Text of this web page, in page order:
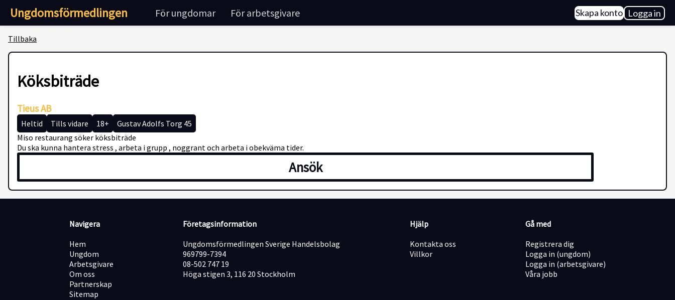
Ungdomsförmedlingen För ungdomar För arbetsgivare Skapa konto Logga in
Tillbaka
Köksbiträde
Tieus AB
Heltid Tills vidare 18+
Gustav Adolfs Torg 45
Miso restaurang söker köksbiträde
Du ska kunna hantera stress , arbeta i grupp , noggrant och arbeta i obekväma tider.
Ansök
Navigera
Hem
Ungdom
Arbetsgivare
Om oss
Partnerskap
Sitemap
Företagsinformation
Ungdomsförmedlingen Sverige Handelsbolag
969799-7394
08-502 747 19
Höga stigen 3, 116 20 Stockholm
Hjälp
Kontakta oss
Villkor
Gå med
Registrera dig
Logga in (ungdom)
Logga in (arbetsgivare)
Våra jobb